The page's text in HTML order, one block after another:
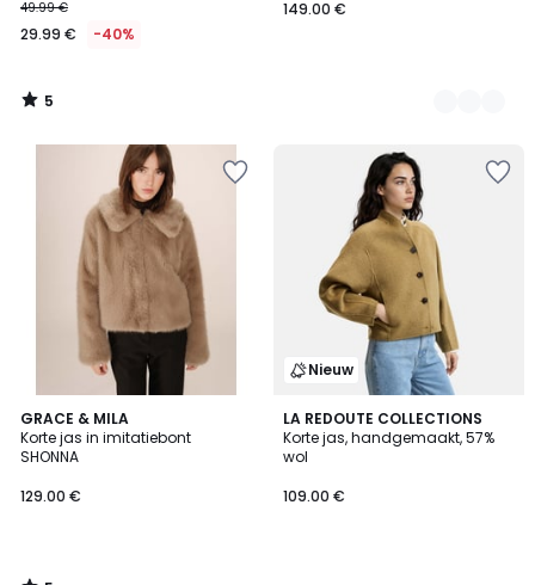
49.99 €
29.99 € -40%
5
/
149.00 €
GRACE & MILA
Korte jas in imitatiebont
SHONNA
129.00 €
5
/
5
Nieuw
LA REDOUTE COLLECTIONS
Korte jas, handgemaakt, 57%
wol
109.00 €